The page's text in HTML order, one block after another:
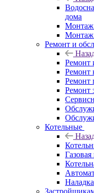
дома
Монтаж
Монтаж
Ремонт и
Ремонт
Ремонт
Ремонт
Ремонт
Котельные
Наладка